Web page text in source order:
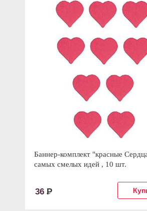
Баннер-комплект "красные
самых смелых идей , 10 шт.
36 Р